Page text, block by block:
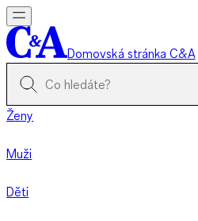
Domovská stránka C&A
Ženy
Muži
Děti